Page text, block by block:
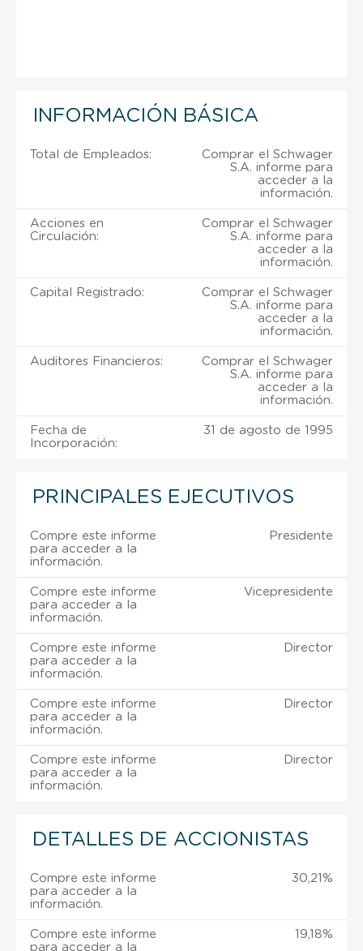
INFORMACIÓN BÁSICA
Total de Empleados:
Comprar el Schwager
S.A. informe para
acceder a la
información.
Acciones en
Circulación:
Comprar el Schwager
S.A. informe para
acceder a la
información.
Capital Registrado:
Comprar el Schwager
S.A. informe para
acceder a la
información.
Auditores Financieros:
Comprar el Schwager
S.A. informe para
acceder a la
información.
Fecha de
Incorporación:
31 de agosto de 1995
PRINCIPALES EJECUTIVOS
Compre este informe
para acceder a la
información.
Presidente
Compre este informe
para acceder a la
información.
Vicepresidente
Compre este informe
para acceder a la
información.
Director
Compre este informe
para acceder a la
información.
Director
Compre este informe
para acceder a la
información.
Director
DETALLES DE ACCIONISTAS
Compre este informe
para acceder a la
información.
30,21%
Compre este informe
para acceder a la
19,18%